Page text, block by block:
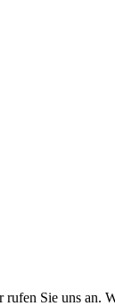
Sie uns an.